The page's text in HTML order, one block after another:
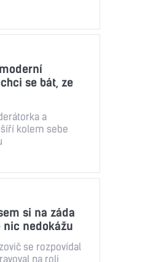
se bát, ze
a
kolem sebe
si na záda
nic nedokážu
se rozpovídal
na roli